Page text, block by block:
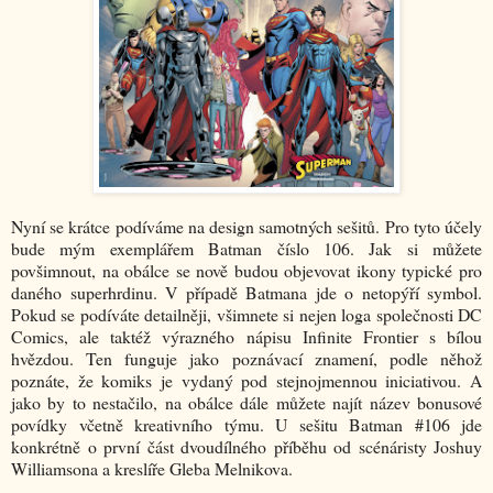
Nyní se krátce podíváme na design samotných sešitů. Pro tyto účely
bude mým exemplářem Batman číslo 106. Jak si můžete
povšimnout, na obálce se nově budou objevovat ikony typické pro
daného superhrdinu. V případě Batmana jde o netopýří symbol.
Pokud se podíváte detailněji, všimnete si nejen loga společnosti DC
Comics, ale taktéž výrazného nápisu Infinite Frontier s bílou
hvězdou. Ten funguje jako poznávací znamení, podle něhož
poznáte, že komiks je vydaný pod stejnojmennou iniciativou. A
jako by to nestačilo, na obálce dále můžete najít název bonusové
povídky včetně kreativního týmu. U sešitu Batman #106 jde
konkrétně o první část dvoudílného příběhu od scénáristy Joshuy
Williamsona a kreslíře Gleba Melnikova.